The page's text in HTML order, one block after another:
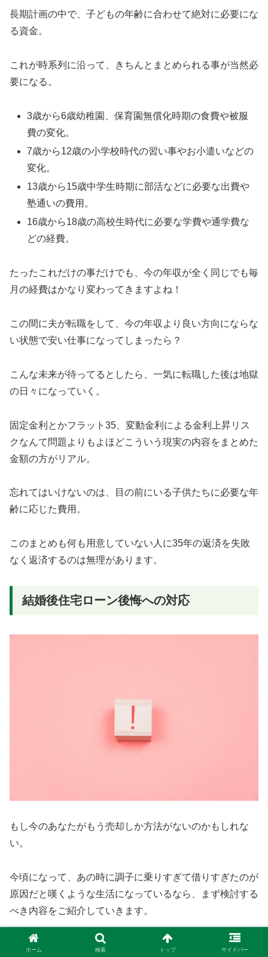
長期計画の中で、子どもの年齢に合わせて絶対に必要にな
る資金。
これが時系列に沿って、きちんとまとめられる事が当然必
要になる。
3歳から6歳幼稚園、保育園無償化時期の食費や被服
費の変化。
7歳から12歳の小学校時代の習い事やお小遣いなどの
変化。
13歳から15歳中学生時期に部活などに必要な出費や
塾通いの費用。
16歳から18歳の高校生時代に必要な学費や通学費な
どの経費。
たったこれだけの事だけでも、今の年収が全く同じでも毎
月の経費はかなり変わってきますよね！
この間に夫が転職をして、今の年収より良い方向にならな
い状態で安い仕事になってしまったら？
こんな未来が待ってるとしたら、一気に転職した後は地獄
の日々になっていく。
固定金利とかフラット35、変動金利による金利上昇リス
クなんて問題よりもよほどこういう現実の内容をまとめた
金額の方がリアル。
忘れてはいけないのは、目の前にいる子供たちに必要な年
齢に応じた費用。
このまとめも何も用意していない人に35年の返済を失敗
なく返済するのは無理があります。
結婚後住宅ローン後悔への対応
もし今のあなたがもう売却しか方法がないのかもしれな
い。
今頃になって、あの時に調子に乗りすぎて借りすぎたのが
原因だと嘆くような生活になっているなら、まず検討する
べき内容をご紹介していきます。
結婚後住宅ローン後悔から離婚を避ける
ホーム 検索 トップ サイドバー